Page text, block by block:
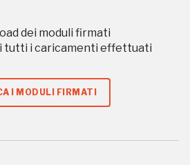
dei moduli firmati
tutti i caricamenti effettuati
I MODULI FIRMATI
Milano